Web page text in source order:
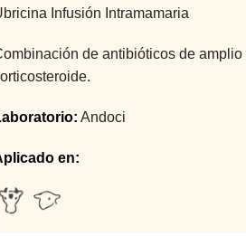
Infusión Intramamaria
de antibióticos de amplio
Andoci
en: